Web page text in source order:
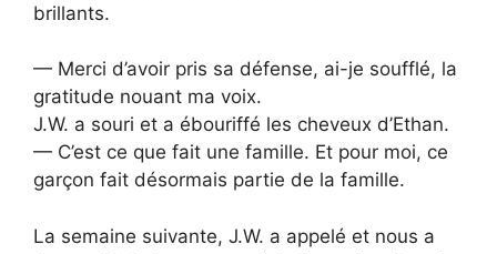
brillants.
— Merci d’avoir pris sa défense, ai-je soufflé, la
gratitude nouant ma voix.
J.W. a souri et a ébouriffé les cheveux d’Ethan.
— C’est ce que fait une famille. Et pour moi, ce
garçon fait désormais partie de la famille.
La semaine suivante, J.W. a appelé et nous a